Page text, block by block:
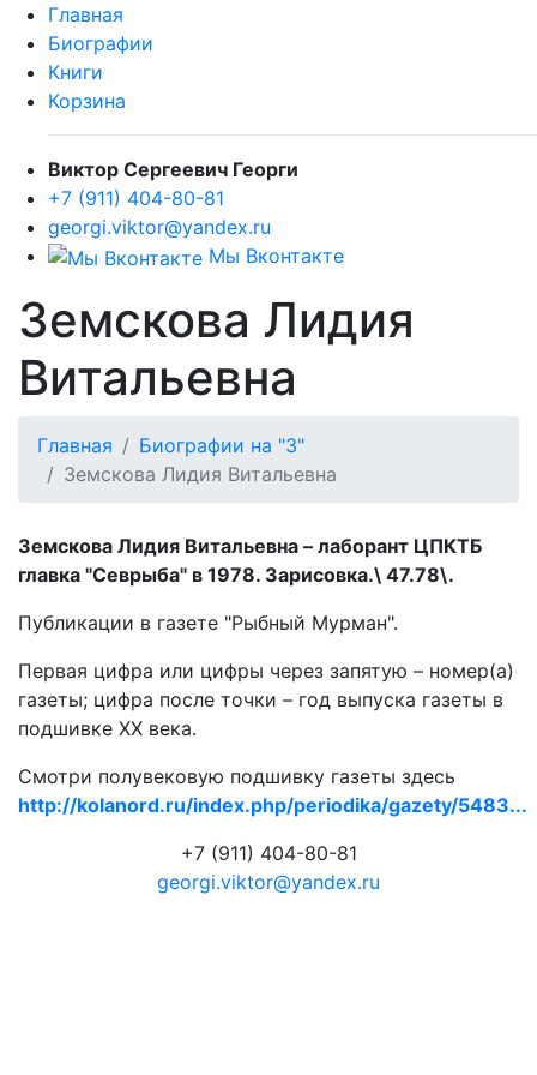
Главная
Биографии
Книги
Корзина
Виктор Сергеевич Георги
+7 (911) 404-80-81
georgi.viktor@yandex.ru
Мы Вконтакте
Земскова Лидия
Витальевна
Главная
Биографии на "З"
Земскова Лидия Витальевна
Земскова Лидия Витальевна – лаборант ЦПКТБ
главка "Севрыба" в 1978. Зарисовка.\ 47.78\.
Публикации в газете "Рыбный Мурман".
Первая цифра или цифры через запятую – номер(а)
газеты; цифра после точки – год выпуска газеты в
подшивке ХХ века.
Смотри полувековую подшивку газеты здесь
http://kolanord.ru/index.php/periodika/gazety/5483...
+7 (911) 404-80-81
georgi.viktor@yandex.ru